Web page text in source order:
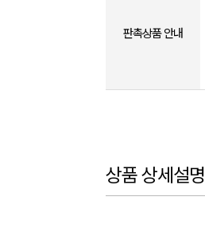
판촉상품 안내
상품 상세설명